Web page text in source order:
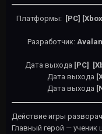
Платформы: [PC]
Разработчик:
Дата выхода [PC]
Дата выхода
Дата выхода
Действие игры
Главный герой —